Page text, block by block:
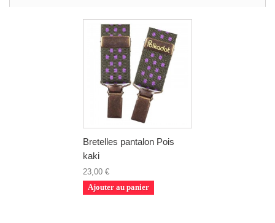
Bretelles pantalon Pois
kaki
23,00 €
Ajouter au panier